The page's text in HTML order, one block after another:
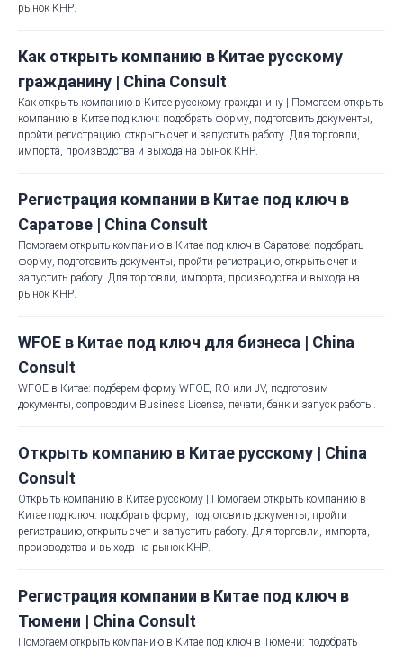
рынок КНР.
Как открыть компанию в Китае русскому
гражданину | China Consult
Как открыть компанию в Китае русскому гражданину | Помогаем открыть
компанию в Китае под ключ: подобрать форму, подготовить документы,
пройти регистрацию, открыть счет и запустить работу. Для торговли,
импорта, производства и выхода на рынок КНР.
Регистрация компании в Китае под ключ в
Саратове | China Consult
Помогаем открыть компанию в Китае под ключ в Саратове: подобрать
форму, подготовить документы, пройти регистрацию, открыть счет и
запустить работу. Для торговли, импорта, производства и выхода на
рынок КНР.
WFOE в Китае под ключ для бизнеса | China
Consult
WFOE в Китае: подберем форму WFOE, RO или JV, подготовим
документы, сопроводим Business License, печати, банк и запуск работы.
Открыть компанию в Китае русскому | China
Consult
Открыть компанию в Китае русскому | Помогаем открыть компанию в
Китае под ключ: подобрать форму, подготовить документы, пройти
регистрацию, открыть счет и запустить работу. Для торговли, импорта,
производства и выхода на рынок КНР.
Регистрация компании в Китае под ключ в
Тюмени | China Consult
Помогаем открыть компанию в Китае под ключ в Тюмени: подобрать